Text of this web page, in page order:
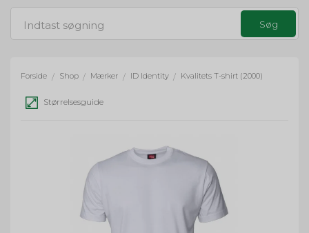
g
a
t
n
Forside / Shop / Mærker / ID Identity / Kvalitets T-shirt (2000)
Størrelsesguide